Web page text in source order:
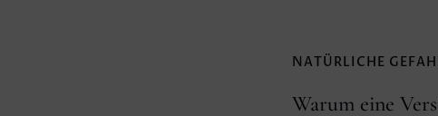
NATÜRLICHE
Warum eine